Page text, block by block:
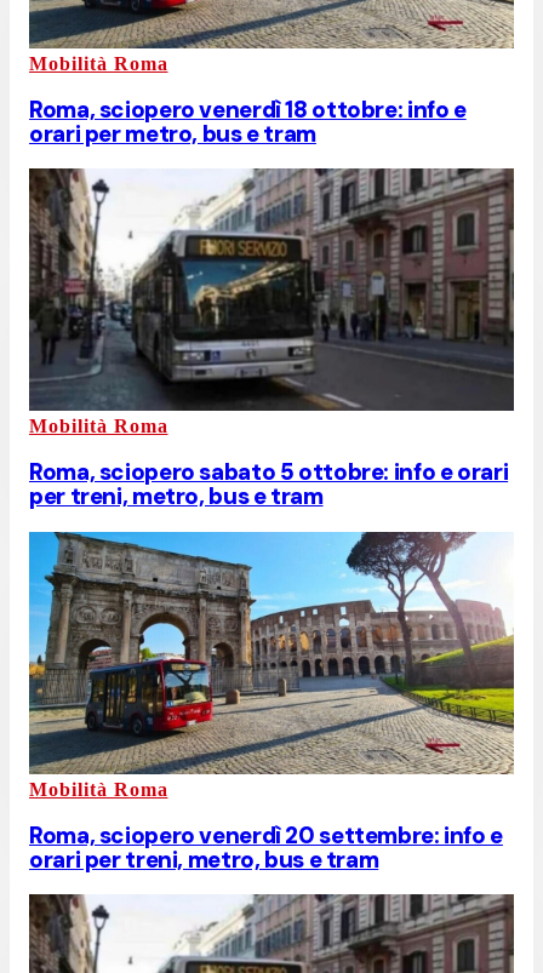
Mobilità Roma
Roma, sciopero venerdì 18 ottobre: info e
orari per metro, bus e tram
Mobilità Roma
Roma, sciopero sabato 5 ottobre: info e orari
per treni, metro, bus e tram
Mobilità Roma
Roma, sciopero venerdì 20 settembre: info e
orari per treni, metro, bus e tram